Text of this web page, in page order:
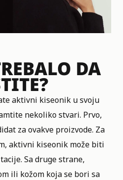
DA
aktivni kiseonik u svoju
nekoliko stvari. Prvo,
za ovakve proizvode. Za
aktivni kiseonik može biti
Sa druge strane,
ili kožom koja se bori sa